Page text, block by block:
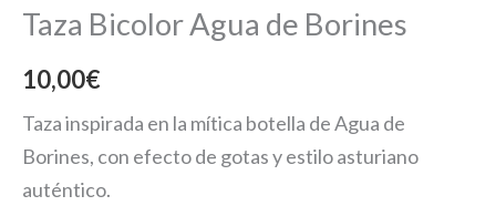
Taza Bicolor Agua de Borines
10,00€
Taza inspirada en la mítica botella de Agua de
Borines, con efecto de gotas y estilo asturiano
auténtico.